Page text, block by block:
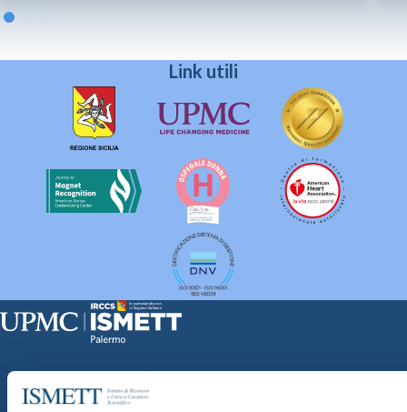
Link utili
Via Discesa dei Giudici 4 90133 Palermo